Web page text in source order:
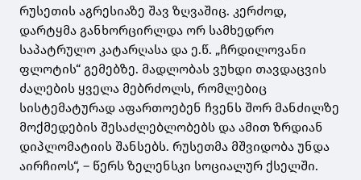
რუსეთის აგრესიაზე შავ ზღვაშიც. კერძოდ,
დარტყმა განხორცირლდა ორ სამხედრო
საპატრულო კატარღასა და ე.წ. „ჩრდილოვანი
ფლოტის“ გემებზე. მადლობას ვუხდი თავდაცვის
ძალების ყველა მებრძოლს, რომლებიც
სისტემატურად აფართოებენ ჩვენს შორ მანძილზე
მოქმედების შესაძლებლობებს და ამით ზრდიან
დიპლომატიის შანსებს. რუსეთმა მშვიდობა უნდა
აირჩიოს“, – წერს ზელენსკი სოციალურ ქსელში.